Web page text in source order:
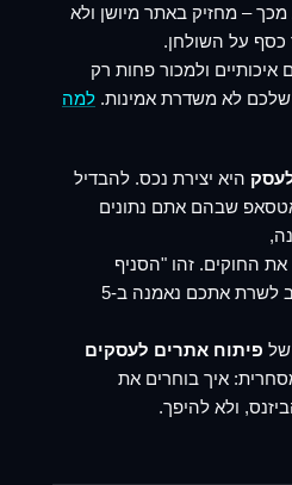
– מחזיק באתר מיושן ולא
כסף על השולחן.
ולמכור פחות רק
שלכם לא משדרת אמינות. למה
היא יצירת נכס. להבדיל
שבהם אתם נתונים
החוקים. זהו "הסניף
הדיגיטלי" שלכם, והוא חייב לשרת אתכם נאמנה ב-5
של פיתוח אתרים לעסקים
איך בוחרים את
ולא להיפך.